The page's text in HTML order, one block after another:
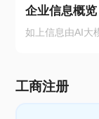
企业信息概览
如上信息由AI大
工商注册